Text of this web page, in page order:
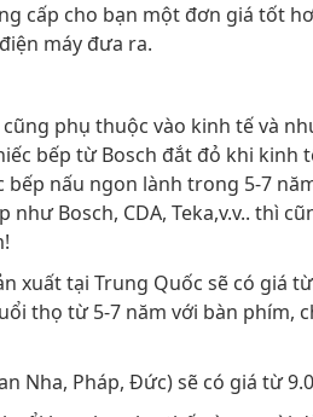
cấp cho bạn một đơn giá tốt
máy đưa ra.
phụ thuộc vào kinh tế và
bếp từ Bosch đắt đỏ khi kinh
bếp nấu ngon lành trong 5-7
Bosch, CDA, Teka,v.v.. thì
xuất tại Trung Quốc sẽ có giá từ
thọ từ 5-7 năm với bàn phím,
Nha, Pháp, Đức) sẽ có giá từ